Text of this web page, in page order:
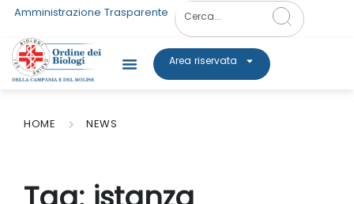
Amministrazione Trasparente
Area riservata
HOME NEWS